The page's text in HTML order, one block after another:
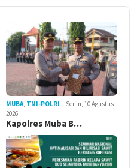
MUBA, TNI-POLRI
Senin, 10 Agustus
2026
Kapolres Muba B…